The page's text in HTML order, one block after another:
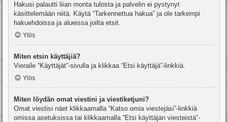
Hakusi palautti liian monta tulosta ja palvelin ei pystynyt
käsittelemään niitä. Käytä “Tarkennettua hakua” ja ole tarkempi
hakuehdoissa ja alueissa joilta etsit.
Ylös
Miten etsin käyttäjiä?
Vieraile “Käyttäjät”-sivulla ja klikkaa “Etsi käyttäjä”-linkkiä.
Ylös
Miten löydän omat viestini ja viestiketjuni?
Omat viestisi näet klikkaamalla “Katso omia viestejäsi”-linkkiä
omissa asetuksissa tai klikkaamalla “Etsi käyttäjän viesteistä”-